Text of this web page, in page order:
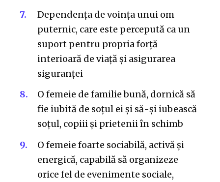
Dependența de voința unui om
puternic, care este percepută ca un
suport pentru propria forță
interioară de viață și asigurarea
siguranței
O femeie de familie bună, dornică să
fie iubită de soțul ei și să-și iubească
soțul, copiii și prietenii în schimb
O femeie foarte sociabilă, activă și
energică, capabilă să organizeze
orice fel de evenimente sociale,